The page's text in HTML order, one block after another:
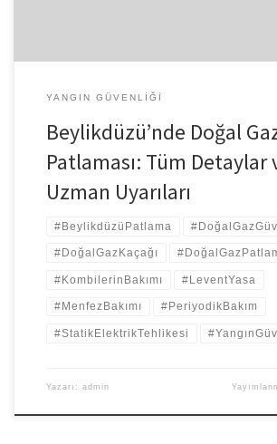
YANGIN GÜVENLIĞI
Beylikdüzü’nde Doğal
Patlaması: Tüm Detaylar
Uzman Uyarıları
#BeylikdüzüPatlama
#DoğalGazKaçağı
#KombilerinBakımı #LeventYasa
#MenfezBakımı #PeriyodikBakım
#StatikElektrikTehlikesi
Yazarı: admin